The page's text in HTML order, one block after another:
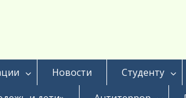
Новости Студенту